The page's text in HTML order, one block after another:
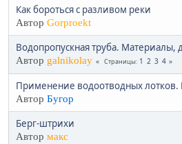
Как бороться с разливом реки
Автор Gorproekt
Водопропускная труба. Материалы,
Автор galnikolay Страницы 1 2 3 4
Применение водоотводных
Автор Бугор
Берг-штрихи
Автор макс